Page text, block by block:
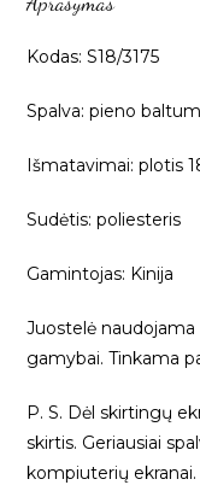
Kodas: S18/3175
Spalva: pieno
Išmatavimai: plotis
Sudėtis: poliesteris
Gamintojas: Kinija
Juostelė naudojama
gamybai. Tinkama
P. S. Dėl skirtingų
skirtis. Geriausiai
kompiuterių ekranai.